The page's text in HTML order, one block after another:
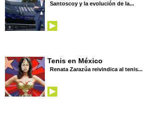
Santoscoy y la evolución de la...
Tenis en México
Renata Zarazúa reivindica al tenis...